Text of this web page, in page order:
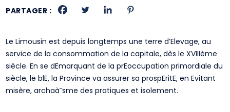
PARTAGER :
Le Limousin est depuis longtemps une terre d’Elevage, au
service de la consommation de la capitale, dès le XVIIIème
siècle. En se dEmarquant de la prEoccupation primordiale du
siècle, le blE, la Province va assurer sa prospEritE, en Evitant
misère, archaà¯sme des pratiques et isolement.